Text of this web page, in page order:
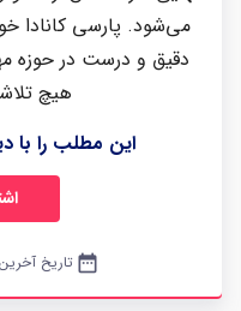
می‌شود. پارسی کانادا
دقیق و درست در حوزه
هیچ
این مطلب را با
date_range تاریخ